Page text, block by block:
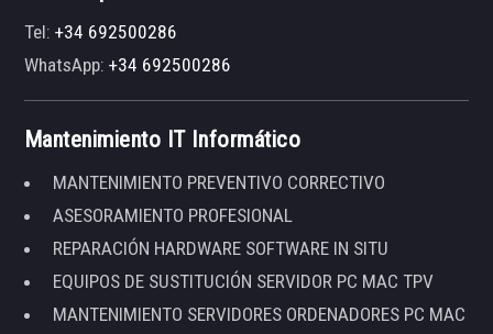
Tel:+34 692500286
WhatsApp:+34 692500286
Mantenimiento IT Informático
MANTENIMIENTO PREVENTIVO CORRECTIVO
ASESORAMIENTO PROFESIONAL
REPARACIÓN HARDWARE SOFTWARE IN SITU
EQUIPOS DE SUSTITUCIÓN SERVIDOR PC MAC TPV
MANTENIMIENTO SERVIDORES ORDENADORES PC MAC